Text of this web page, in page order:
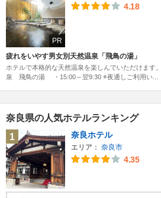
PR
4.18
疲れをいやす男女別天然温泉「飛鳥の湯」
ホテルで本格的な天然温泉を楽しんでいただけます
泉 飛鳥の湯 ・15:00～翌9:30 ※夜通しご利用い...
奈良県の人気ホテルランキング
1
奈良ホテル
エリア： 奈良市
4.35